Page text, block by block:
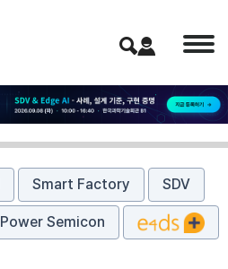
Smart Factory SDV
Power Semicon